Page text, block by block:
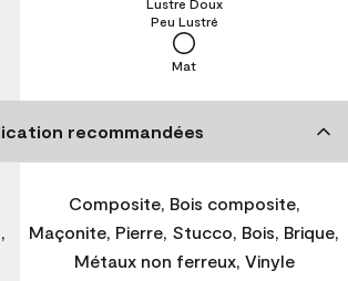
Mat
Peu Lustré
Lustre Doux
recommandées
Composite, Bois composite,
Maçonite, Pierre, Stucco, Bois, Brique,
Métaux non ferreux, Vinyle